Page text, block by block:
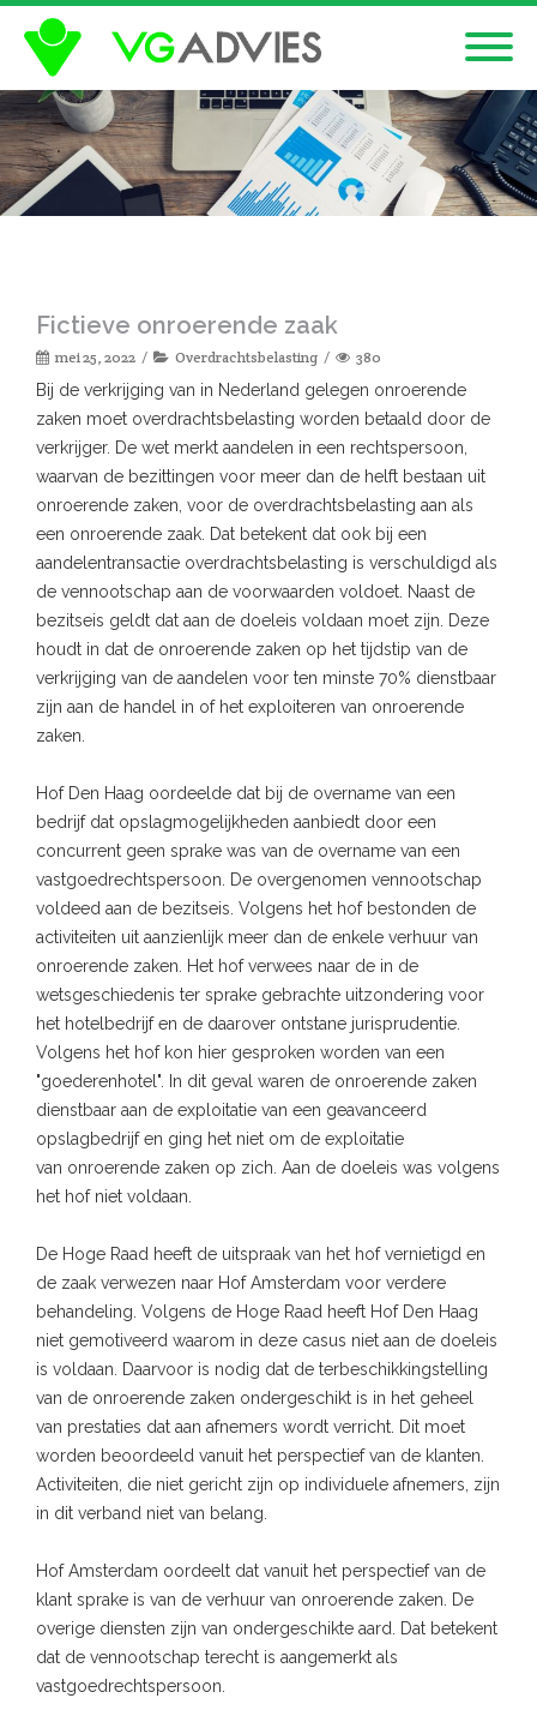
Fictieve onroerende zaak
mei 25, 2022 Overdrachtsbelasting 380
Bij de verkrijging van in Nederland gelegen onroerende
zaken moet overdrachtsbelasting worden betaald door de
verkrijger. De wet merkt aandelen in een rechtspersoon,
waarvan de bezittingen voor meer dan de helft bestaan uit
onroerende zaken, voor de overdrachtsbelasting aan als
een onroerende zaak. Dat betekent dat ook bij een
aandelentransactie overdrachtsbelasting is verschuldigd als
de vennootschap aan de voorwaarden voldoet. Naast de
bezitseis geldt dat aan de doeleis voldaan moet zijn. Deze
houdt in dat de onroerende zaken op het tijdstip van de
verkrijging van de aandelen voor ten minste 70% dienstbaar
zijn aan de handel in of het exploiteren van onroerende
zaken.
Hof Den Haag oordeelde dat bij de overname van een
bedrijf dat opslagmogelijkheden aanbiedt door een
concurrent geen sprake was van de overname van een
vastgoedrechtspersoon. De overgenomen vennootschap
voldeed aan de bezitseis. Volgens het hof bestonden de
activiteiten uit aanzienlijk meer dan de enkele verhuur van
onroerende zaken. Het hof verwees naar de in de
wetsgeschiedenis ter sprake gebrachte uitzondering voor
het hotelbedrijf en de daarover ontstane jurisprudentie.
Volgens het hof kon hier gesproken worden van een
"goederenhotel". In dit geval waren de onroerende zaken
dienstbaar aan de exploitatie van een geavanceerd
opslagbedrijf en ging het niet om de exploitatie
van onroerende zaken op zich. Aan de doeleis was volgens
het hof niet voldaan.
De Hoge Raad heeft de uitspraak van het hof vernietigd en
de zaak verwezen naar Hof Amsterdam voor verdere
behandeling. Volgens de Hoge Raad heeft Hof Den Haag
niet gemotiveerd waarom in deze casus niet aan de doeleis
is voldaan. Daarvoor is nodig dat de terbeschikkingstelling
van de onroerende zaken ondergeschikt is in het geheel
van prestaties dat aan afnemers wordt verricht. Dit moet
worden beoordeeld vanuit het perspectief van de klanten.
Activiteiten, die niet gericht zijn op individuele afnemers, zijn
in dit verband niet van belang.
Hof Amsterdam oordeelt dat vanuit het perspectief van de
klant sprake is van de verhuur van onroerende zaken. De
overige diensten zijn van ondergeschikte aard. Dat betekent
dat de vennootschap terecht is aangemerkt als
vastgoedrechtspersoon.